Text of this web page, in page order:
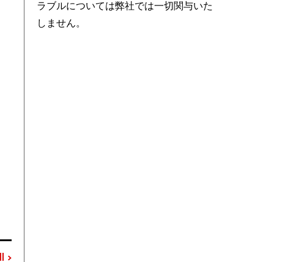
ラブルについては弊社では一切関与いた
しません。